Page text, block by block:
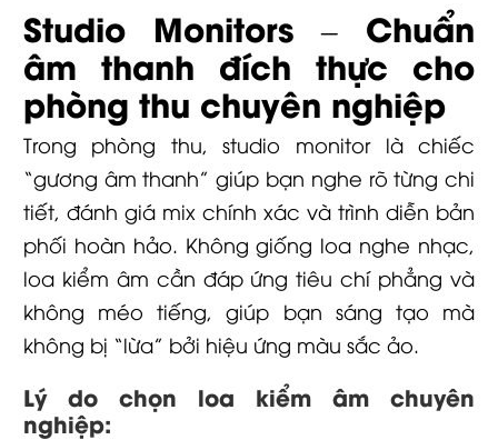
Studio Monitors – Chuẩn
âm thanh đích thực cho
phòng thu chuyên nghiệp
Trong phòng thu, studio monitor là chiếc
“gương âm thanh” giúp bạn nghe rõ từng chi
tiết, đánh giá mix chính xác và trình diễn bản
phối hoàn hảo. Không giống loa nghe nhạc,
loa kiểm âm cần đáp ứng tiêu chí phẳng và
không méo tiếng, giúp bạn sáng tạo mà
không bị “lừa” bởi hiệu ứng màu sắc ảo.
Lý do chọn loa kiểm âm chuyên
nghiệp: